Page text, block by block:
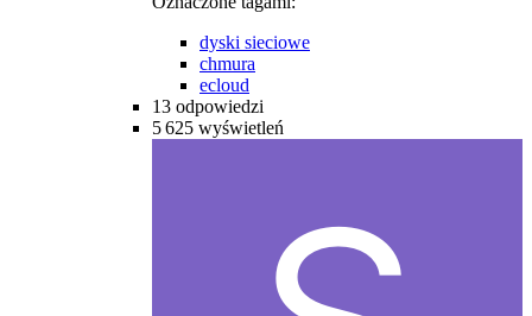
dyski sieciowe
chmura
ecloud
13 odpowiedzi
5 625 wyświetleń